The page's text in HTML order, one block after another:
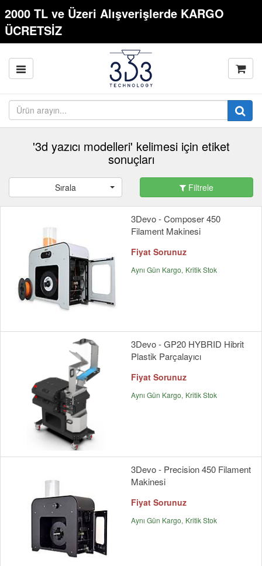
2000 TL ve Üzeri Alışverişlerde KARGO
ÜCRETSİZ
'3d yazıcı modelleri' kelimesi için etiket
sonuçları
Sırala Filtrele
3Devo - Composer 450
Filament Makinesi
Fiyat Sorunuz
Aynı Gün Kargo Kritik Stok
3Devo - GP20 HYBRID Hibrit
Plastik Parçalayıcı
Fiyat Sorunuz
Aynı Gün Kargo Kritik Stok
3Devo - Precision 450 Filament
Makinesi
Fiyat Sorunuz
Aynı Gün Kargo Kritik Stok